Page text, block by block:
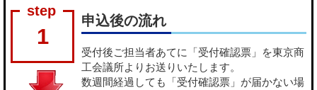
1
申込後の流れ
受付後ご担当者あてに「受付確認票」を東京商
工会議所よりお送りいたします。
数週間経過しても「受付確認票」が届かない場